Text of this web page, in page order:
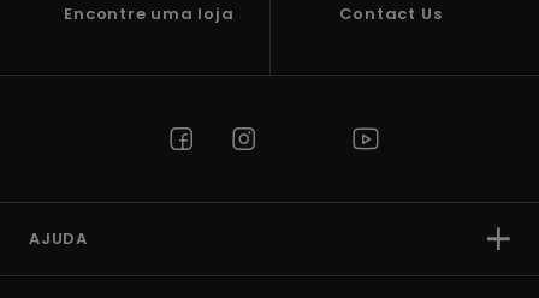
Encontre uma loja Contact Us
AJUDA